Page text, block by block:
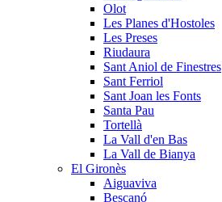
Olot
Les Planes d'Hostoles
Les Preses
Riudaura
Sant Aniol de Finestres
Sant Ferriol
Sant Joan les Fonts
Santa Pau
Tortellà
La Vall d'en Bas
La Vall de Bianya
El Gironès
Aiguaviva
Bescanó